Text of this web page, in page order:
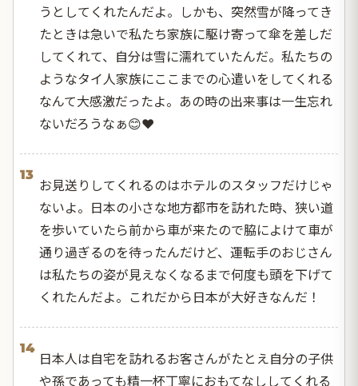
うとしてくれたんだよ。しかも、突然雪が降ってき
たときは急いで私たち家族に駆け寄って傘を差しだ
してくれて、自分は雪に濡れていたんだ。私たちの
ようなタイ人家族にここまでの心遣いをしてくれる
なんて大感激だったよ。あの時の出来事は一生忘れ
ないだろうなぁ😊❤️
13
お見送りしてくれるのはホテルのスタッフだけじゃ
ないよ。日本の小さな地方都市を訪れた時、狭い道
を歩いていたら前から車が来たので脇によけて車が
通り過ぎるのを待ったんだけど、運転手のおじさん
は私たちの姿が見えなくなるまで何度も頭を下げて
くれたんだよ。これだから日本が大好きなんだ！
14
日本人は自宅を訪れるお客さんがたとえ自分の子供
や孫であっても精一杯丁寧におもてなししてくれる